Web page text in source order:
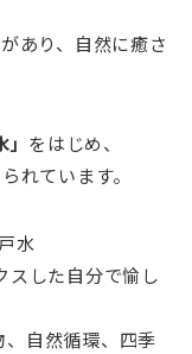
あり、自然に癒さ
」 をはじめ、
れています。
水
した自分で愉し
自然循環、四季